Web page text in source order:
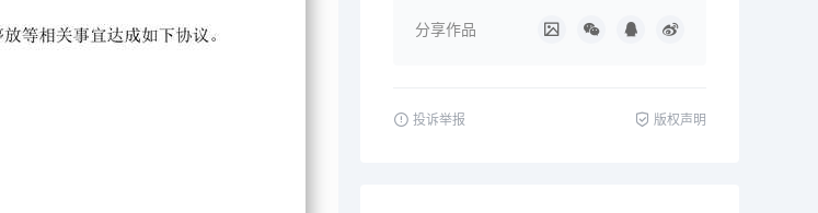
分享作品
投诉举报 版权声明